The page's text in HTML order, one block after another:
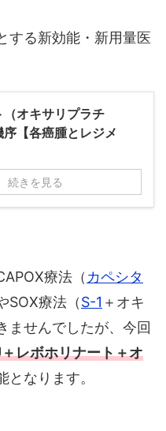
する新効能・新用量医
（オキサリプラチ
序【各癌腫とレジメ
続きを見る
療法（ カペシタ
SOX療法（S-1 ＋オキ
ませんでしたが、今回
レボホリナート＋オ
となります。